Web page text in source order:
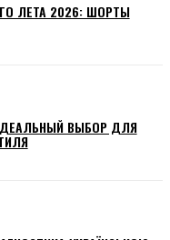
ЛЕТА 2026: ШОРТЫ
ВЫБОР ДЛЯ